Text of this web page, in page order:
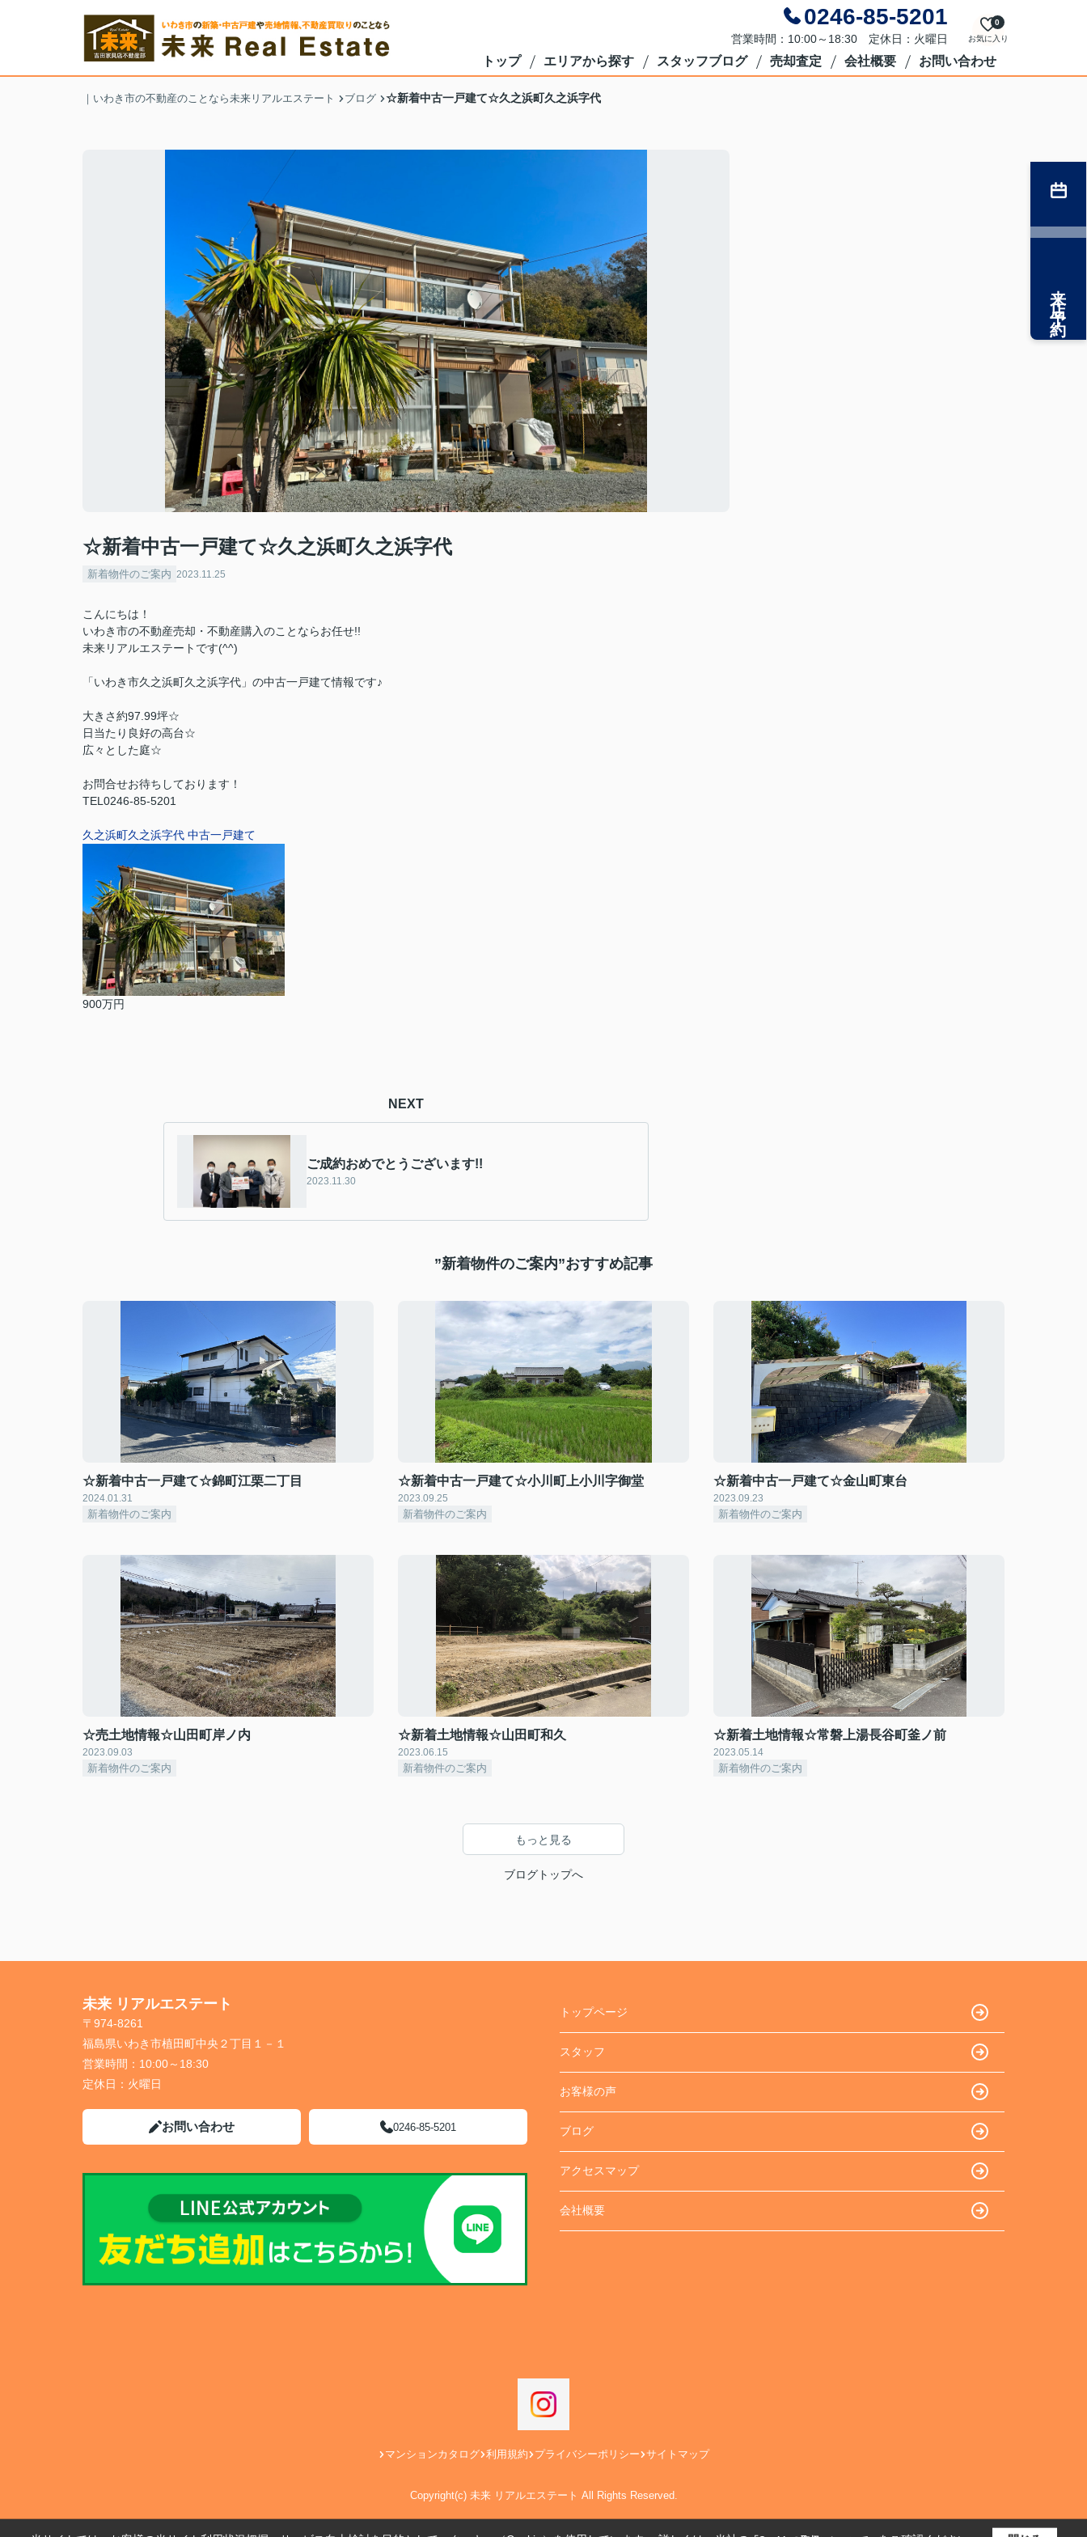
0246-85-5201
営業時間：10:00～18:30 定休日：火曜日 お気に入り
0
トップ エリアから探す スタッフブログ 売却査定 会社概要 お問い合わせ
｜いわき市の不動産のことなら未来リアルエステート ブログ ☆新着中古一戸建て☆久之浜町久之浜字代
☆新着中古一戸建て☆久之浜町久之浜字代
新着物件のご案内 2023.11.25
こんにちは！
いわき市の不動産売却・不動産購入のことならお任せ!!
未来リアルエステートです(^^)
「いわき市久之浜町久之浜字代」の中古一戸建て情報です♪
大きさ約97.99坪☆
日当たり良好の高台☆
広々とした庭☆
お問合せお待ちしております！
TEL0246-85-5201
久之浜町久之浜字代 中古一戸建て
900万円
NEXT
ご成約おめでとうございます!!
2023.11.30
”新着物件のご案内”おすすめ記事
☆新着中古一戸建て☆錦町江栗二丁目
2024.01.31
新着物件のご案内
☆新着中古一戸建て☆小川町上小川字御堂
2023.09.25
新着物件のご案内
☆新着中古一戸建て☆金山町東台
2023.09.23
新着物件のご案内
☆売土地情報☆山田町岸ノ内
2023.09.03
新着物件のご案内
☆新着土地情報☆山田町和久
2023.06.15
新着物件のご案内
☆新着土地情報☆常磐上湯長谷町釜ノ前
2023.05.14
新着物件のご案内
もっと見る
ブログトップへ
来店予約
未来 リアルエステート
〒974-8261
福島県いわき市植田町中央２丁目１－１
営業時間： 10:00～18:30
定休日： 火曜日
お問い合わせ 0246-85-5201
トップページ
スタッフ
お客様の声
ブログ
アクセスマップ
会社概要
マンションカタログ 利用規約 プライバシーポリシー サイトマップ
Copyright(c) 未来 リアルエステート All Rights Reserved.